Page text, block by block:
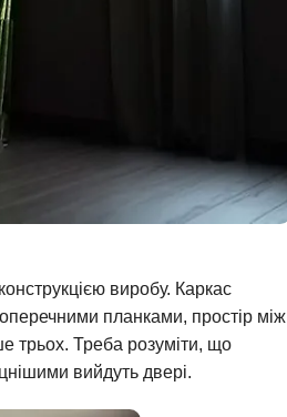
виробу. Каркас
планками, простір між
трьох. Треба розуміти, що
вийдуть двері.